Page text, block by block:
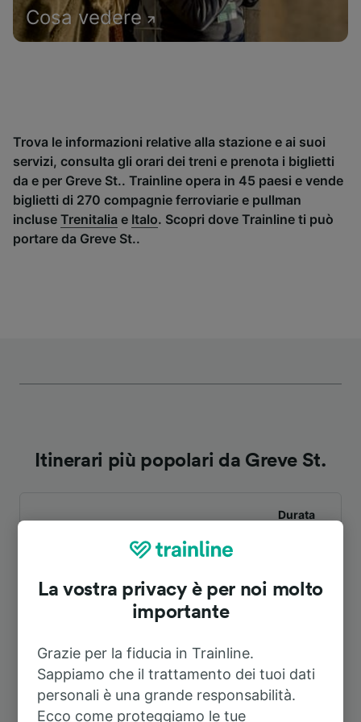
Cosa vedere
Trova le informazioni relative alla stazione e ai suoi
servizi, consulta gli orari dei treni e prenota i biglietti
da e per Greve St.. Trainline opera in 45 paesi e vende
biglietti di 270 compagnie ferroviarie e pullman
incluse Trenitalia e Italo. Scopri dove Trainline ti può
portare da Greve St..
Itinerari più popolari da Greve St.
Durata
A Echirolles
A Firenze Santa Maria Novella 23h 46m
La vostra privacy è per noi molto
importante
Grazie per la fiducia in Trainline.
Sappiamo che il trattamento dei tuoi dati
personali è una grande responsabilità.
Ecco come proteggiamo le tue